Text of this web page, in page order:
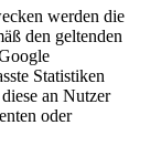
werden die
den geltenden
Statistiken
an Nutzer
oder